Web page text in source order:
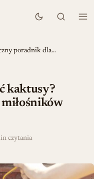
poradnik dla…
kaktusy?
czytania